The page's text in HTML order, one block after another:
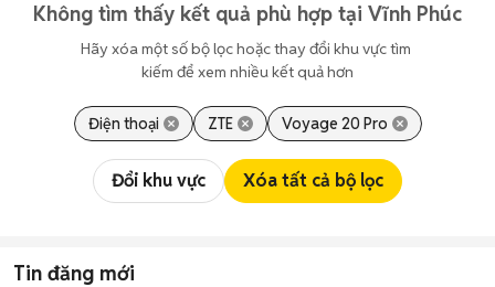
Không tìm thấy kết quả phù hợp tại Vĩnh Phúc
Hãy xóa một số bộ lọc hoặc thay đổi khu vực tìm
kiếm để xem nhiều kết quả hơn
Điện thoại ZTE Voyage 20 Pro
Đổi khu vực Xóa tất cả bộ lọc
Tin đăng mới